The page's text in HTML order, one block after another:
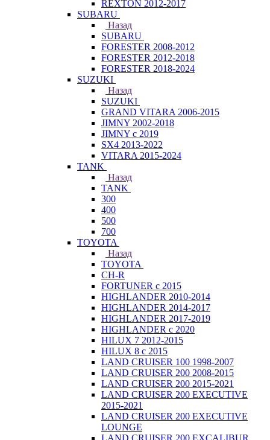
REXTON 2012-2017
SUBARU
Назад
SUBARU
FORESTER 2008-2012
FORESTER 2012-2018
FORESTER 2018-2024
SUZUKI
Назад
SUZUKI
GRAND VITARA 2006-2015
JIMNY 2002-2018
JIMNY с 2019
SX4 2013-2022
VITARA 2015-2024
TANK
Назад
TANK
300
400
500
700
TOYOTA
Назад
TOYOTA
CH-R
FORTUNER с 2015
HIGHLANDER 2010-2014
HIGHLANDER 2014-2017
HIGHLANDER 2017-2019
HIGHLANDER с 2020
HILUX 7 2012-2015
HILUX 8 с 2015
LAND CRUISER 100 1998-2007
LAND CRUISER 200 2008-2015
LAND CRUISER 200 2015-2021
LAND CRUISER 200 EXECUTIVE
2015-2021
LAND CRUISER 200 EXECUTIVE
LOUNGE
LAND CRUISER 200 EXCALIBUR